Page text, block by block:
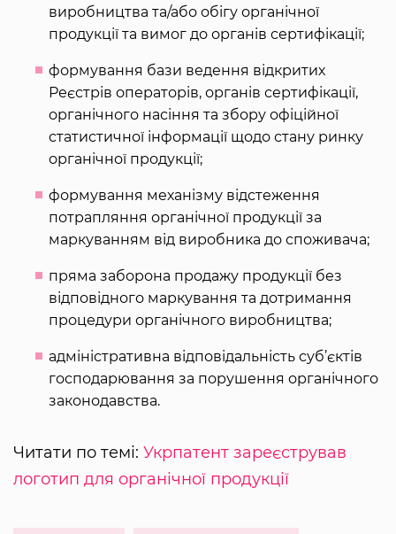
виробництва та/або обігу органічної
продукції та вимог до органів сертифікації;
формування бази ведення відкритих
Реєстрів операторів, органів сертифікації,
органічного насіння та збору офіційної
статистичної інформації щодо стану ринку
органічної продукції;
формування механізму відстеження
потрапляння органічної продукції за
маркуванням від виробника до споживача;
пряма заборона продажу продукції без
відповідного маркування та дотримання
процедури органічного виробництва;
адміністративна відповідальність суб’єктів
господарювання за порушення органічного
законодавства.
Читати по темі: Укрпатент зареєстрував
логотип для органічної продукції